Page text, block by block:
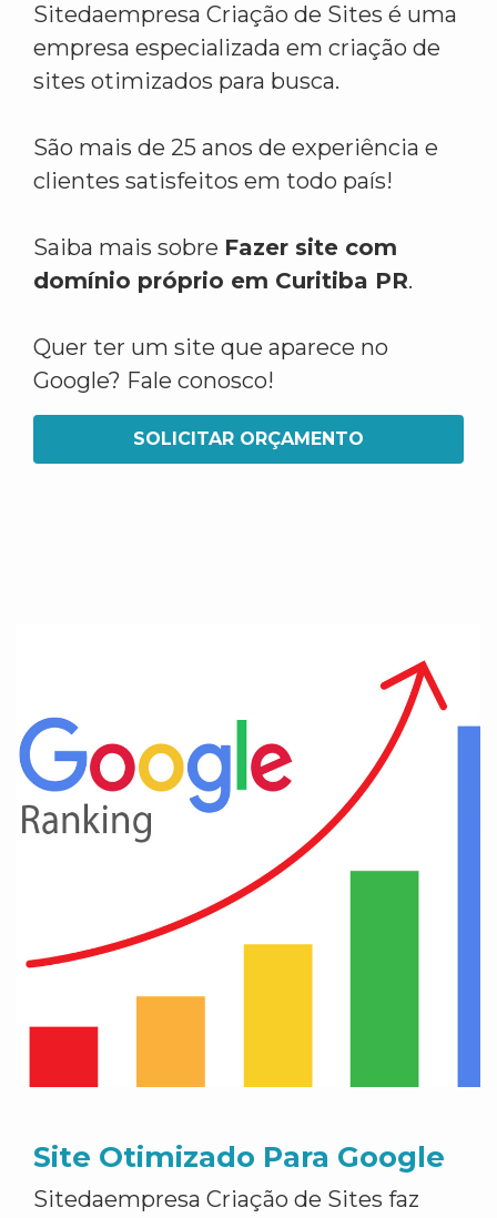
Sitedaempresa Criação de Sites é uma
empresa especializada em criação de
sites otimizados para busca.
São mais de 25 anos de experiência e
clientes satisfeitos em todo país!
Saiba mais sobre Fazer site com
domínio próprio em Curitiba PR.
Quer ter um site que aparece no
Google? Fale conosco!
SOLICITAR ORÇAMENTO
Site Otimizado Para Google
Sitedaempresa Criação de Sites faz